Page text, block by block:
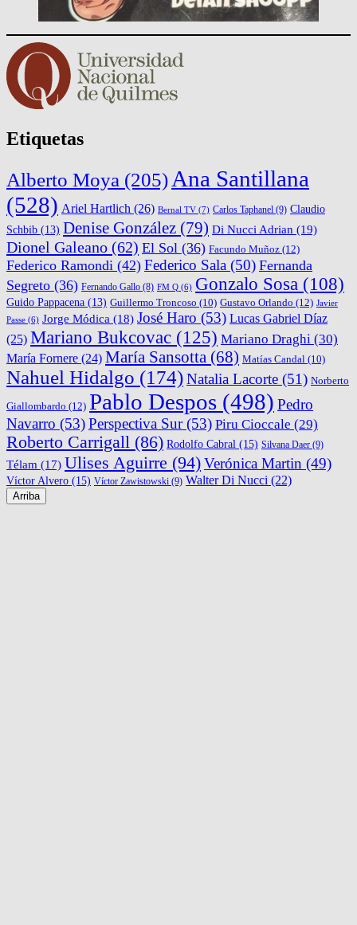
Etiquetas
Alberto Moya (205) Ana Santillana
(528) Ariel Hartlich (26) Bernal TV (7) Carlos Taphanel (9) Claudio
Schbib (13) Denise González (79) Di Nucci Adrian (19)
Dionel Galeano (62) El Sol (36) Facundo Muñoz (12)
Federico Ramondi (42) Federico Sala (50) Fernanda
Segreto (36) Fernando Gallo (8) FM Q (6) Gonzalo Sosa (108)
Guido Pappacena (13) Guillermo Troncoso (10) Gustavo Orlando (12) Javier
Passe (6) Jorge Módica (18) José Haro (53) Lucas Gabriel Díaz
(25) Mariano Bukcovac (125) Mariano Draghi (30)
María Fornere (24) María Sansotta (68) Matías Candal (10)
Nahuel Hidalgo (174)Natalia Lacorte (51) Norberto
Giallombardo (12) Pablo Despos (498) Pedro
Navarro (53)Perspectiva Sur(53) Piru Cioccale (29)
Roberto Carrigall (86) Rodolfo Cabral (15) Silvana Daer (9)
Télam (17) Ulises Aguirre (94)Verónica Martin (49)
Víctor Alvero (15) Víctor Zawistowski (9) Walter Di Nucci (22)
Arriba